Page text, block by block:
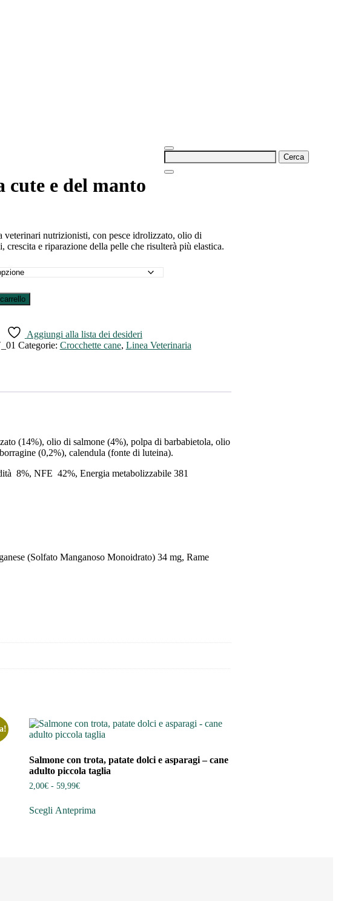
Ricerca
per:
cute e del manto
veterinari nutrizionisti, con pesce idrolizzato, olio di
crescita e riparazione della pelle che risulterà più elastica.
Aggiungi alla lista dei desideri
Categorie: Crocchette cane, Linea Veterinaria
(14%), olio di salmone (4%), polpa di barbabietola, olio
(0,2%), calendula (fonte di luteina).
8%, NFE 42%, Energia metabolizzabile 381
(Solfato Manganoso Monoidrato) 34 mg, Rame
Salmone con trota, patate dolci e asparagi – cane
adulto piccola taglia
2,00€ - 59,99€Fascia
prezzo:
da
Scegli prodotto
Anteprima